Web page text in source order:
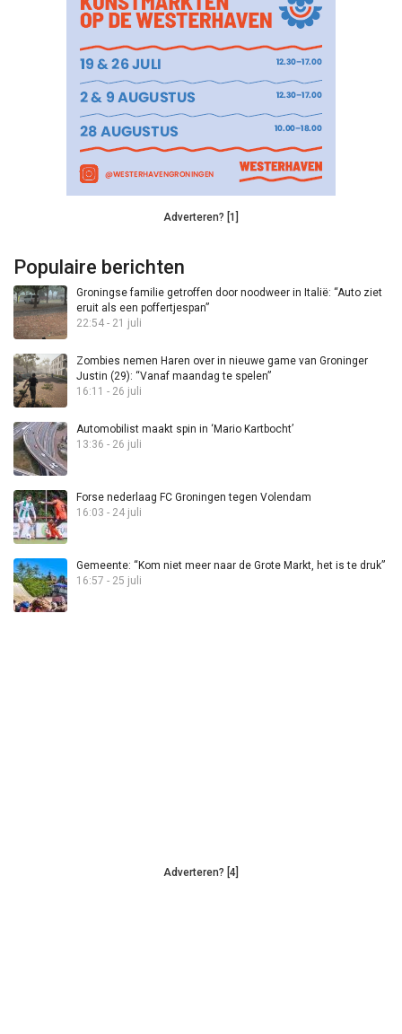
Adverteren? [1]
Populaire berichten
Groningse familie getroffen door noodweer in Italië: “Auto ziet
eruit als een poffertjespan”
22:54 - 21 juli
Zombies nemen Haren over in nieuwe game van Groninger
Justin (29): “Vanaf maandag te spelen”
16:11 - 26 juli
Automobilist maakt spin in ‘Mario Kartbocht’
13:36 - 26 juli
Forse nederlaag FC Groningen tegen Volendam
16:03 - 24 juli
Gemeente: “Kom niet meer naar de Grote Markt, het is te druk”
16:57 - 25 juli
Adverteren? [4]